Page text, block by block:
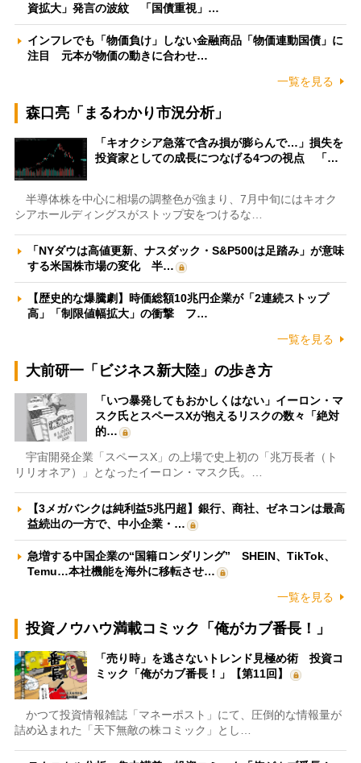
資拡大」発言の波紋 「国債重視」…
インフレでも「物価負け」しない金融商品「物価連動国債」に
注目 元本が物価の動きに合わせ…
一覧を見る
森口亮「まるわかり市況分析」
「キオクシア急落で含み損が膨らんで…」損失を
投資家としての成長につなげる4つの視点 「…
半導体株を中心に相場の調整色が強まり、7月中旬にはキオク
シアホールディングスがストップ安をつけるな…
「NYダウは高値更新、ナスダック・S&P500は足踏み」が意味
する米国株市場の変化 半…
【歴史的な爆騰劇】時価総額10兆円企業が「2連続ストップ
高」「制限値幅拡大」の衝撃 フ…
一覧を見る
大前研一「ビジネス新大陸」の歩き方
「いつ暴発してもおかしくはない」イーロン・マ
スク氏とスペースXが抱えるリスクの数々「絶対
的…
宇宙開発企業「スペースX」の上場で史上初の「兆万長者（ト
リリオネア）」となったイーロン・マスク氏。…
【3メガバンクは純利益5兆円超】銀行、商社、ゼネコンは最高
益続出の一方で、中小企業・…
急増する中国企業の“国籍ロンダリング” SHEIN、TikTok、
Temu…本社機能を海外に移転させ…
一覧を見る
投資ノウハウ満載コミック「俺がカブ番長！」
「売り時」を逃さないトレンド見極め術 投資コ
ミック「俺がカブ番長！」【第11回】
かつて投資情報雑誌「マネーポスト」にて、圧倒的な情報量が
詰め込まれた「天下無敵の株コミック」とし…